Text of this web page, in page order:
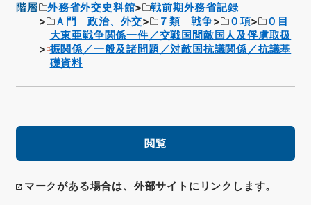
階層 外務省外交史料館
戦前期外務省記録
Ａ門 政治、外交
７類 戦争 ０項
０目
大東亜戦争関係一件／交戦国間敵国人及俘虜取扱
振関係／一般及諸問題／対敵国抗議関係／抗議基
礎資料
閲覧
マークがある場合は、外部サイトにリンクします。